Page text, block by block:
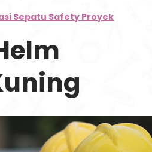
Sepatu Safety Proyek